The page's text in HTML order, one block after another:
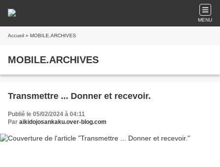
MENU
Accueil » MOBILE.ARCHIVES
MOBILE.ARCHIVES
Transmettre ... Donner et recevoir.
Publié le 05/02/2024 à 04:11
Par aikidojosankaku.over-blog.com